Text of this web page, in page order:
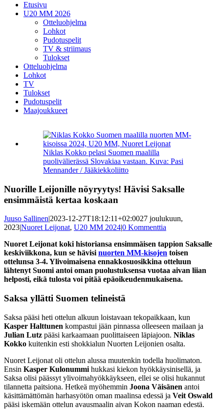
Etusivu
U20 MM 2026
Otteluohjelma
Lohkot
Pudotuspelit
TV & striimaus
Tulokset
Otteluohjelma
Lohkot
TV
Tulokset
Pudotuspelit
Maajoukkueet
isompanaNiklas Kokko pelasi Suomen maalilla
puolivälierässä Slovakiaa vastaan. Kuva: Pasi
Mennander / Jääkiekkoliitto
Nuorille Leijonille nöyryytys! Hävisi Saksalle
ensimmäistä kertaa koskaan
Juuso Sallinen|2023-12-27T18:12:11+02:0027 joulukuun,
2023|Nuoret Leijonat, U20 MM 2024|0 Kommenttia
Nuoret Leijonat koki historiansa ensimmäisen tappion Saksalle
keskiviikkona, kun se hävisinuorten MM-kisojen toisen
ottelunsa 3-4. Ylivoimaisena ennakkosuosikkina otteluun
lähtenyt Suomi antoi oman puolustuksensa vuotaa aivan liian
helposti, eikä tulosta voi pitää epäoikeudenmukaisena.
Saksa yllätti Suomen telineistä
Saksa pääsi heti ottelun alkuun loistavaan tekopaikkaan, kun
Kasper Halttunen kompastui jään pinnassa olleeseen mailaan ja
Julian Lutz pääsi karkaamaan puolittaiseen läpiajoon. Niklas
Kokko kuitenkin esti shokkialun Nuorten Leijonien osalta.
Nuoret Leijonat oli ottelun alussa muutenkin todella huolimaton.
Ensin Kasper Kulonummi hukkasi kiekon hyökkäysinisellä, ja
Saksa olisi päässyt ylivoimahyökkäykseen, ellei se olisi hukannut
tilannetta paitsiona. Hetkeä myöhemmin Joona Väisänen antoi
käsittämättömän harhasyötön oman maalinsa edessä ja Veit Oswald
pääsi iskemään ottelun avausmaalin aivan Kokon naaman edestä.